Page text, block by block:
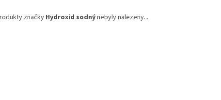
značky Hydroxid sodnýnebyly nalezeny...